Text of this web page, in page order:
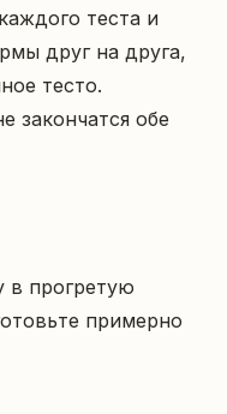
теста и
друг на друга,
тесто.
закончатся обе
в прогретую
примерно